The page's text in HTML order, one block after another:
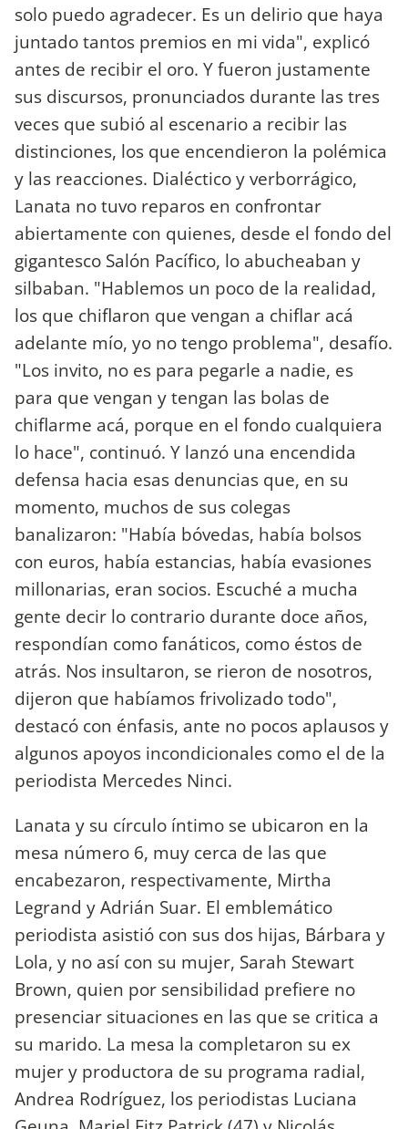
solo puedo agradecer. Es un delirio que haya
juntado tantos premios en mi vida", explicó
antes de recibir el oro. Y fueron justamente
sus discursos, pronunciados durante las tres
veces que subió al escenario a recibir las
distinciones, los que encendieron la polémica
y las reacciones. Dialéctico y verborrágico,
Lanata no tuvo reparos en confrontar
abiertamente con quienes, desde el fondo del
gigantesco Salón Pacífico, lo abucheaban y
silbaban. "Hablemos un poco de la realidad,
los que chiflaron que vengan a chiflar acá
adelante mío, yo no tengo problema", desafío.
"Los invito, no es para pegarle a nadie, es
para que vengan y tengan las bolas de
chiflarme acá, porque en el fondo cualquiera
lo hace", continuó. Y lanzó una encendida
defensa hacia esas denuncias que, en su
momento, muchos de sus colegas
banalizaron: "Había bóvedas, había bolsos
con euros, había estancias, había evasiones
millonarias, eran socios. Escuché a mucha
gente decir lo contrario durante doce años,
respondían como fanáticos, como éstos de
atrás. Nos insultaron, se rieron de nosotros,
dijeron que habíamos frivolizado todo",
destacó con énfasis, ante no pocos aplausos y
algunos apoyos incondicionales como el de la
periodista Mercedes Ninci.
Lanata y su círculo íntimo se ubicaron en la
mesa número 6, muy cerca de las que
encabezaron, respectivamente, Mirtha
Legrand y Adrián Suar. El emblemático
periodista asistió con sus dos hijas, Bárbara y
Lola, y no así con su mujer, Sarah Stewart
Brown, quien por sensibilidad prefiere no
presenciar situaciones en las que se critica a
su marido. La mesa la completaron su ex
mujer y productora de su programa radial,
Andrea Rodríguez, los periodistas Luciana